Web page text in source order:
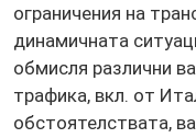
ограничения на
динамичната
обмисля различни
трафика, вкл. от
обстоятелствата,